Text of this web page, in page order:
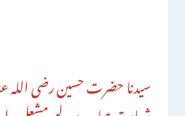
سیدنا حضرت حسین رضی اللہ